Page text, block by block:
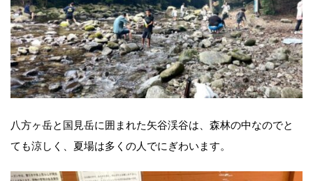
八方ヶ岳と国見岳に囲まれた矢谷渓谷は、森林の中なのでと
ても涼しく、夏場は多くの人でにぎわいます。